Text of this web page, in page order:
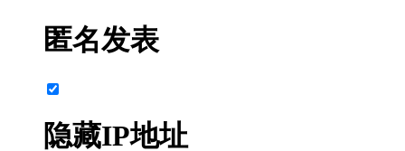
匿名发表
隐藏IP地址